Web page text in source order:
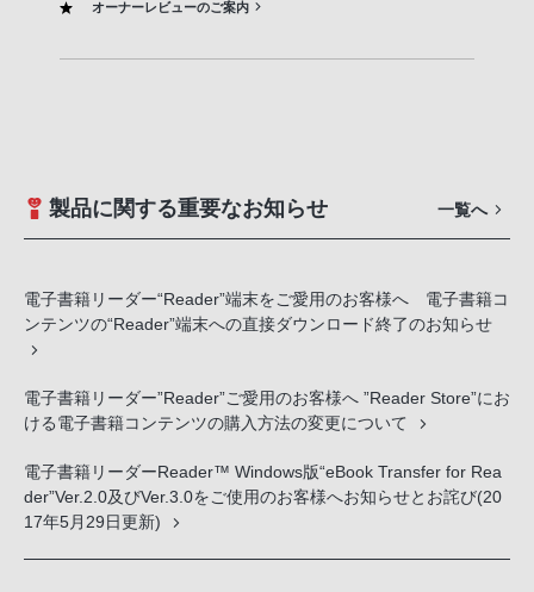
オーナーレビューのご案内
製品に関する重要なお知らせ 一覧へ
電子書籍リーダー“Reader”端末をご愛用のお客様へ 電子書籍コ
ンテンツの“Reader”端末への直接ダウンロード終了のお知らせ
電子書籍リーダー”Reader”ご愛用のお客様へ ”Reader Store”にお
ける電子書籍コンテンツの購入方法の変更について
電子書籍リーダーReader™ Windows版“eBook Transfer for Rea
der”Ver.2.0及びVer.3.0をご使用のお客様へお知らせとお詫び(20
17年5月29日更新)